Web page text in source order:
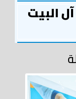
البيت